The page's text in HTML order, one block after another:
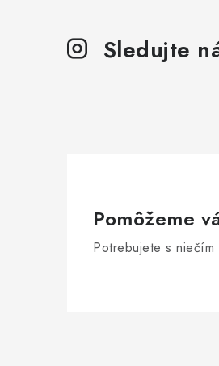
Sledujte
Pomôžeme
Potrebujete s